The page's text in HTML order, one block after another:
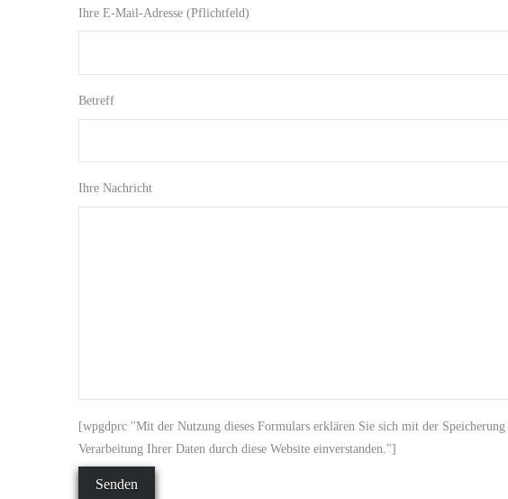
Ihre E-Mail-Adresse (Pflichtfeld)
Betreff
Ihre Nachricht
[wpgdprc "Mit der Nutzung dieses Formulars erklären Sie sich mit der Speicherung
Verarbeitung Ihrer Daten durch diese Website einverstanden."]